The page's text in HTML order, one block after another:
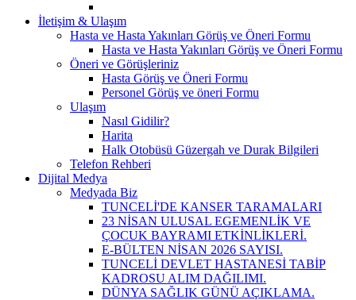
İletişim & Ulaşım
Hasta ve Hasta Yakınları Görüş ve Öneri Formu
Hasta ve Hasta Yakınları Görüş ve Öneri Formu
Öneri ve Görüşleriniz
Hasta Görüş ve Öneri Formu
Personel Görüş ve öneri Formu
Ulaşım
Nasıl Gidilir?
Harita
Halk Otobüsü Güzergah ve Durak Bilgileri
Telefon Rehberi
Dijital Medya
Medyada Biz
TUNCELİ'DE KANSER TARAMALARI
23 NİSAN ULUSAL EGEMENLİK VE
ÇOCUK BAYRAMI ETKİNLİKLERİ.
E-BÜLTEN NİSAN 2026 SAYISI.
TUNCELİ DEVLET HASTANESİ TABİP
KADROSU ALIM DAĞILIMI.
DÜNYA SAĞLIK GÜNÜ AÇIKLAMA.